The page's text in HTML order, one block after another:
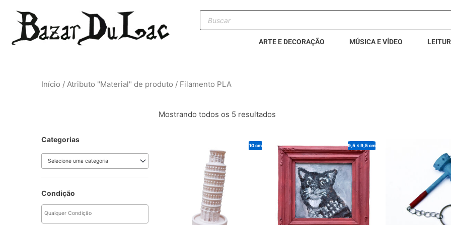
conteúdo
Pesquisar
produtos
ARTE E DECORAÇÃO MÚSICA E VÍDEO
Início / Atributo "Material" de produto / Filamento PLA
Categorias
Selecione uma categoria
Condição
Mostrando todos os 5 resultados
10 cm 9,5 x 9,5 cm